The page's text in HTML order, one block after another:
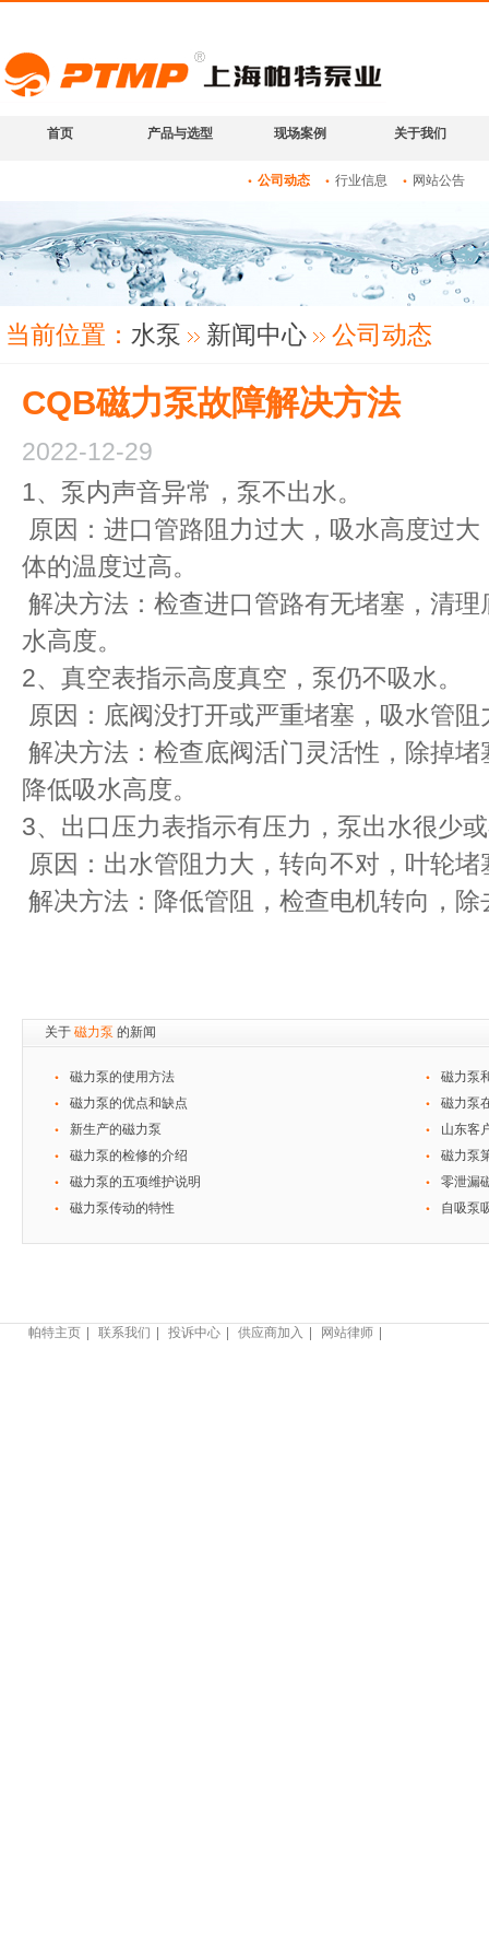
首页 产品与选型 现场案例 关于我们
公司动态 行业信息 网站公告
当前位置： 水泵 新闻中心 公司动态
CQB磁力泵故障解决方法
2022-12-29
1、泵内声音异常，泵不出水。
原因：进口管路阻力过大，吸水高度过
体的温度过高。
解决方法：检查进口管路有无堵塞，清
水高度。
2、真空表指示高度真空，泵仍不吸水。
原因：底阀没打开或严重堵塞，吸水管
解决方法：检查底阀活门灵活性，除掉
降低吸水高度。
3、出口压力表指示有压力，泵出水很少
原因：出水管阻力大，转向不对，叶轮
解决方法：降低管阻，检查电机转向，
关于 磁力泵 的新闻
磁力泵的使用方法
磁力泵
磁力泵的优点和缺点
磁力泵
新生产的磁力泵
山东客
磁力泵的检修的介绍
磁力泵
磁力泵的五项维护说明
零泄漏
磁力泵传动的特性
自吸泵
帕特主页 联系我们 投诉中心 供应商加入 网站律师